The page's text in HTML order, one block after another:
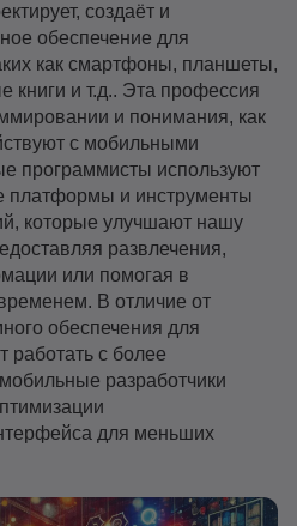
создаёт и
обеспечение для
как смартфоны, планшеты,
книги и т.д.. Эта профессия
и понимания, как
с мобильными
программисты используют
платформы и инструменты
которые улучшают нашу
развлечения,
или помогая в
В отличие от
обеспечения для
работать с более
разработчики
для меньших